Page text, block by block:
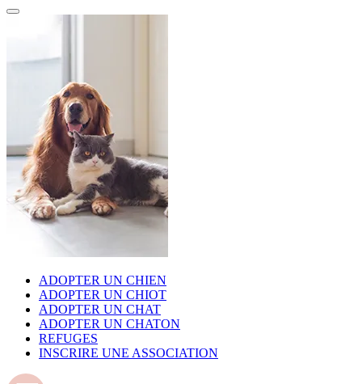
ADOPTER UN CHIEN
ADOPTER UN CHIOT
ADOPTER UN CHAT
ADOPTER UN CHATON
REFUGES
INSCRIRE UNE ASSOCIATION